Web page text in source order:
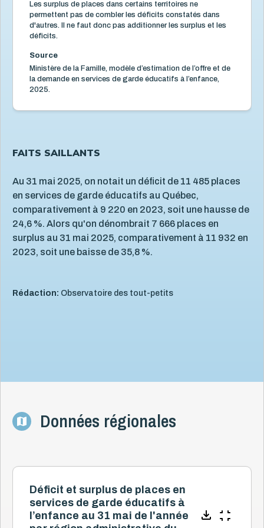
éducatifs 2007-2017 (archivé)
Déficit et surplus de places en services de garde
éducatifs à l’enfance
Enfants en attente d’une place en services de garde
Fréquentation
Qualité
Violence et maltraitance
Les surplus de places dans certains territoires ne
permettent pas de combler les déficits constatés dans
d'autres. Il ne faut donc pas additionner les surplus et les
déficits.
Source
Ministère de la Famille, modèle d’estimation de l’offre et de
la demande en services de garde éducatifs à l’enfance,
2025.
FAITS SAILLANTS
Au 31 mai 2025, on notait un déficit de 11 485 places
en services de garde éducatifs au Québec,
comparativement à 9 220 en 2023, soit une hausse de
24,6 %. Alors qu'on dénombrait 7 666 places en
surplus au 31 mai 2025, comparativement à 11 932 en
2023, soit une baisse de 35,8 %.
Rédaction: Observatoire des tout-petits
Données régionales
Déficit et surplus de places en
services de garde éducatifs à
l’enfance au 31 mai de l'année